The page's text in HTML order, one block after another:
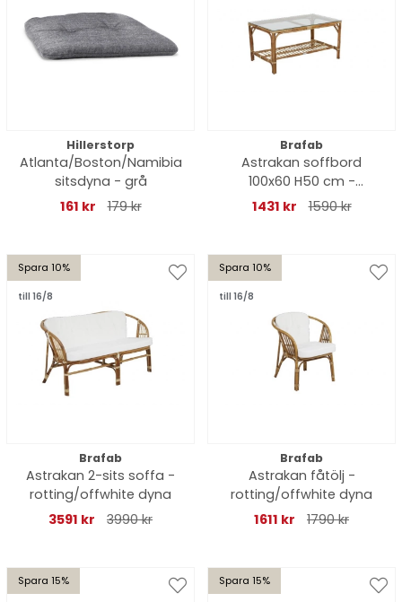
Hillerstorp
Atlanta/Boston/Namibia
sitsdyna - grå
161 kr
179 kr
Brafab
Astrakan soffbord
100x60 H50 cm -
rotting/glas
1431 kr 1590 kr
Spara 10%
till 16/8
Brafab
Astrakan 2-sits soffa -
rotting/offwhite dyna
3591 kr
3990 kr
Spara 10%
till 16/8
Brafab
Astrakan fåtölj -
rotting/offwhite dyna
1611 kr
1790 kr
Spara 15% Spara 15%